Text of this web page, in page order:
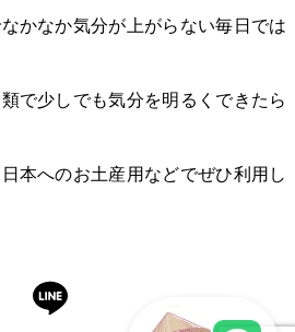
かなか気分が上がらない毎日では
で少しでも気分を明るくできたら
本へのお土産用などでぜひ利用し